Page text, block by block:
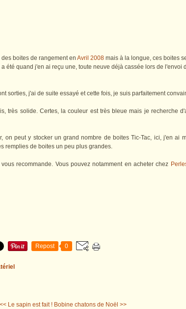
boites de rangement en Avril 2008 mais à la longue, ces boites
été quand j'en ai reçu une, toute neuve déjà cassée lors de l'envoi
sorties, j'ai de suite essayé et cette fois, je suis parfaitement
très solide. Certes, la couleur est très bleue mais je recherche
on peut y stocker un grand nombre de boites Tic-Tac, ici, j'en ai
remplies de boites un peu plus grandes.
recommande. Vous pouvez notamment en acheter chez
Repost 0
<< Le sapin est fait ! Bobine chatons de Noël >>